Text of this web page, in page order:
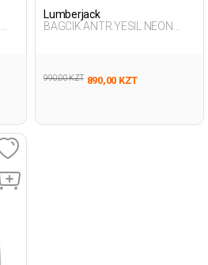
Lumberjack
BAGCIK ANTR.YESIL NEON
990,00 KZT 890,00 KZT